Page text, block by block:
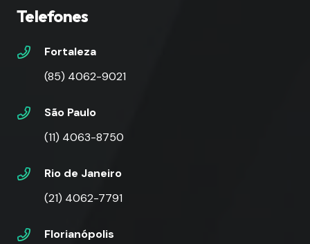
Telefones
Fortaleza
(85) 4062-9021
São Paulo
(11) 4063-8750
Rio de Janeiro
(21) 4062-7791
Florianópolis